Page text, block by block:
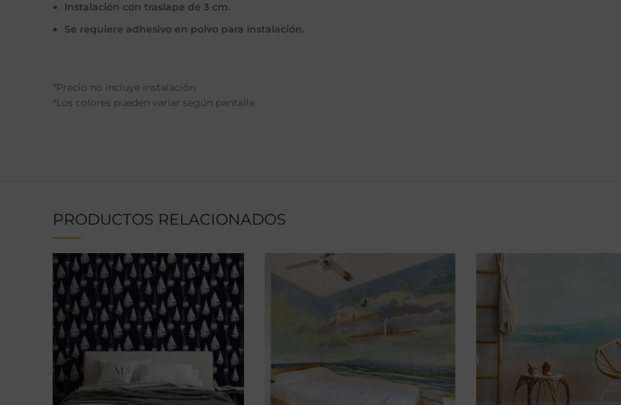
Instalación con traslape de 3 cm.
Se requiere adhesivo en polvo para instalación.
*Precio no incluye instalación
*Los colores pueden variar según pantalla
PRODUCTOS RELACIONADOS